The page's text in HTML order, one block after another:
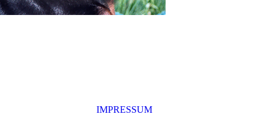
IMPRESSUM